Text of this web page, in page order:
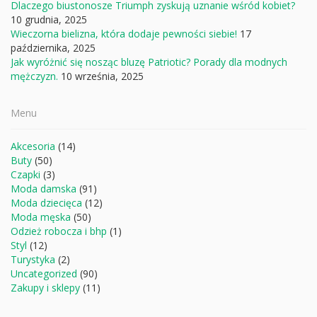
Dlaczego biustonosze Triumph zyskują uznanie wśród kobiet?
10 grudnia, 2025
Wieczorna bielizna, która dodaje pewności siebie! 17
października, 2025
Jak wyróżnić się nosząc bluzę Patriotic? Porady dla modnych
mężczyzn. 10 września, 2025
Menu
Akcesoria (14)
Buty (50)
Czapki (3)
Moda damska (91)
Moda dziecięca (12)
Moda męska (50)
Odzież robocza i bhp (1)
Styl (12)
Turystyka (2)
Uncategorized (90)
Zakupy i sklepy (11)